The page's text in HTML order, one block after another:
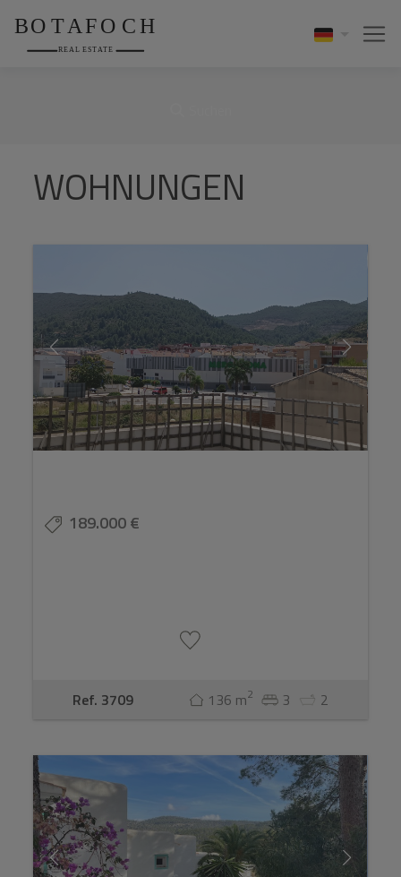
WOHNUNGEN
189.000 €
Ref. 3709 136 m2 3 2